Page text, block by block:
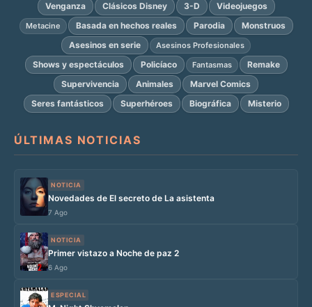
Venganza
Clásicos Disney 3-D Videojuegos
Metacine Basada en hechos reales Parodia
Monstruos
Asesinos en serie
Asesinos Profesionales
Shows y espectáculos Policíaco Fantasmas
Remake
Supervivencia
Animales
Marvel Comics
Seres fantásticos
Superhéroes Biográfica Misterio
ÚLTIMAS NOTICIAS
NOTICIA
Novedades de El secreto de La asistenta
7 Ago
NOTICIA
Primer vistazo a Noche de paz 2
6 Ago
ESPECIAL